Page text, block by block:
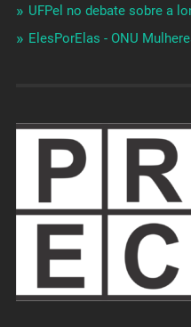
UFPel no debate sobre a
ElesPorElas - ONU